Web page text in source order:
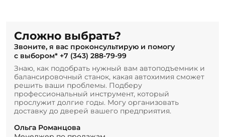
Сложно выбрать?
Звоните, я вас проконсультирую и помогу
с выбором* +7 (343) 288-79-99
Знаю, как подобрать нужный вам автоподъемник и
балансировочный станок, какая автохимия сможет
решить ваши проблемы. Подберу
профессиональный инструмент, который
прослужит долгие годы. Могу организовать
доставку до дверей вашего предприятия.
Ольга Романцова